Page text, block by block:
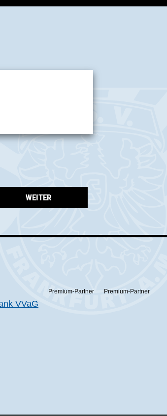
WEITER
Premium-Partner Premium-Partner